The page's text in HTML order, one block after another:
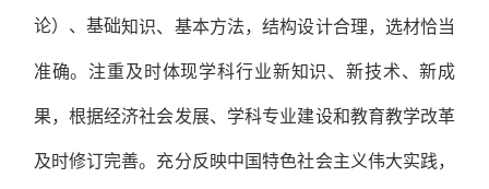
论）、基础知识、基本方法，结构设计合理，选材恰当
准确。注重及时体现学科行业新知识、新技术、新成
果，根据经济社会发展、学科专业建设和教育教学改革
及时修订完善。充分反映中国特色社会主义伟大实践，